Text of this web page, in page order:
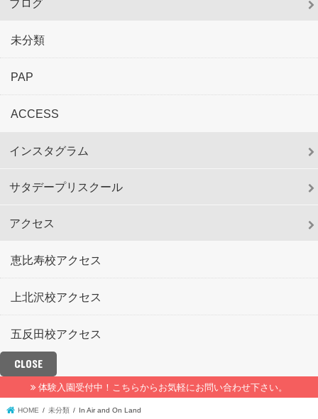
ブログ
未分類
PAP
ACCESS
インスタグラム
サタデープリスクール
アクセス
恵比寿校アクセス
上北沢校アクセス
五反田校アクセス
CLOSE
体験入園受付中！こちらからお気軽にお問い合わせ下さい。
HOME 未分類 In Air and On Land